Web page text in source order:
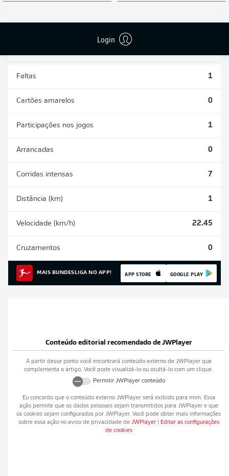
Login
ÁREAS
Faltas 1
Cartões amarelos 0
Participações nos jogos 1
Arrancadas 0
Corridas intensas 7
Distância (km) 1
Velocidade (km/h) 22.45
Cruzamentos 0
MAIS BUNDESLIGA NO APP! APP STORE GOOGLE PLAY
Conteúdo editorial recomendado de JWPlayer
A partir desse ponto você encontrará conteúdo externo de JWPlayerque
complementa o artigo. Você pode visualizá-lo ou ocultá-lo com um clique.
Permitir JWPlayerconteúdo
Eu concordo que o conteúdo externo JWPlayerserá exibido para mim. Essa
ação permite que os dados pessoais sejam transmitidos para JWPlayere que
os cookies sejam configurados por JWPlayer. Você pode obter mais informações
sobre essa ação no aviso de privacidade de JWPlayer
Editar as configurações
de cookies